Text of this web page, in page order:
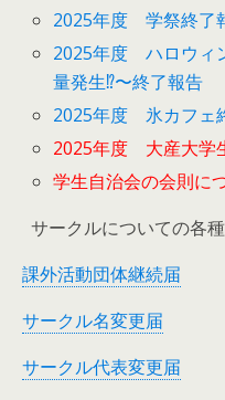
2025年度 学祭終了
2025年度 ハロウィ
量発生⁉︎〜終了報告
2025年度 氷カフェ
2025年度 大産大学
学生自治会の会則に
サークルについての各
課外活動団体継続届
サークル名変更届
サークル代表変更届